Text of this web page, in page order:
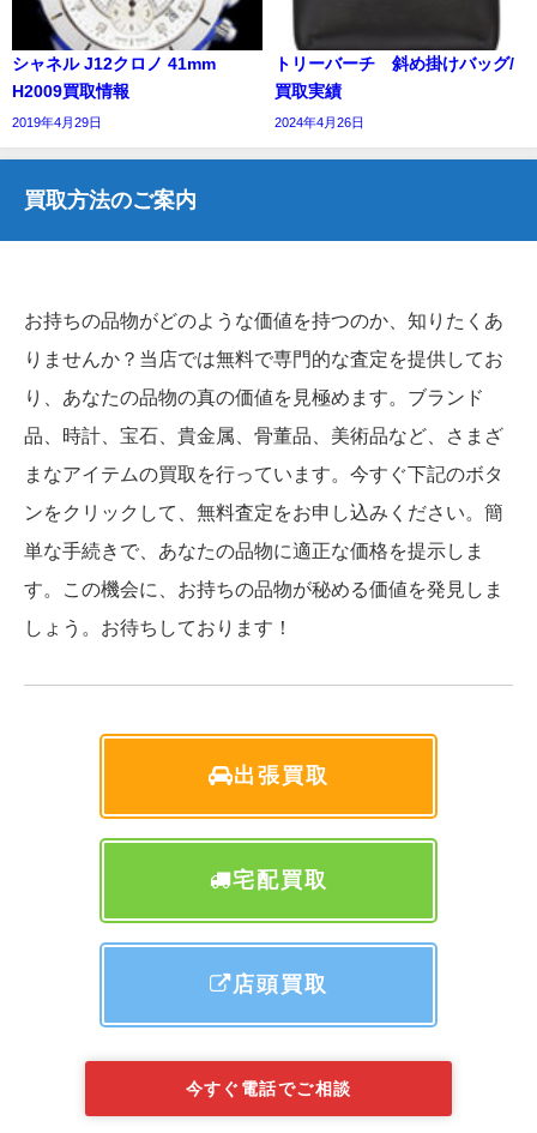
シャネル J12クロノ 41mm
H2009買取情報
2019年4月29日
トリーバーチ 斜め掛けバッグ/
買取実績
2024年4月26日
買取方法のご案内
お持ちの品物がどのような価値を持つのか、知りたくあ
りませんか？当店では無料で専門的な査定を提供してお
り、あなたの品物の真の価値を見極めます。ブランド
品、時計、宝石、貴金属、骨董品、美術品など、さまざ
まなアイテムの買取を行っています。今すぐ下記のボタ
ンをクリックして、無料査定をお申し込みください。簡
単な手続きで、あなたの品物に適正な価格を提示しま
す。この機会に、お持ちの品物が秘める価値を発見しま
しょう。お待ちしております！
出張買取
宅配買取
店頭買取
今すぐ電話でご相談